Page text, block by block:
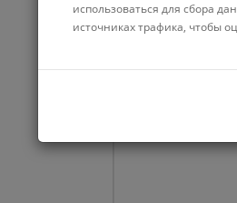
использоваться для сбора
источниках трафика, чтобы